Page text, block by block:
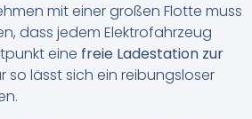
mit einer großen Flotte muss
dass jedem Elektrofahrzeug
eine freie Ladestation zur
so lässt sich ein reibungsloser